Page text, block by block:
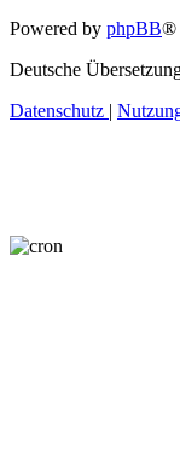
Powered by phpBB®
Deutsche
Datenschutz |